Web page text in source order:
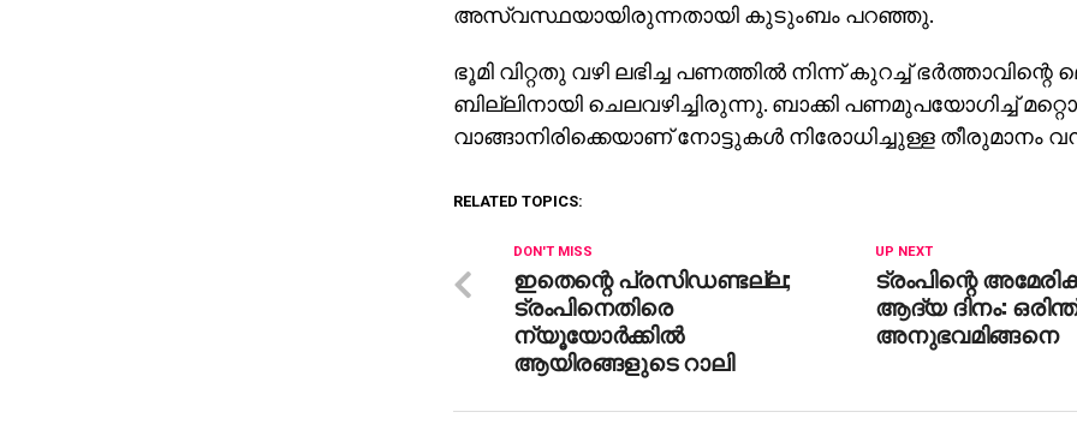
അസ്വസ്ഥയായിരുന്നതായി കുടുംബം പറഞ്ഞു.
ഭൂമി വിറ്റതു വഴി ലഭിച്ച പണത്തില്‍ നിന്ന് കുറച്ച് ഭര്‍ത്താവിന്റെ
ബില്ലിനായി ചെലവഴിച്ചിരുന്നു. ബാക്കി പണമുപയോഗിച്ച്
വാങ്ങാനിരിക്കെയാണ് നോട്ടുകള്‍ നിരോധിച്ചുള്ള തീരുമാനം
RELATED TOPICS:
UP NEXT
ട്രംപിന്റെ
ആദ്യ ദിനം:
അനുഭവമിങ്ങനെ
DON'T MISS
ഇതെന്റെ പ്രസിഡണ്ടല്ല;
ട്രംപിനെതിരെ
ന്യൂയോര്‍ക്കില്‍
ആയിരങ്ങളുടെ റാലി